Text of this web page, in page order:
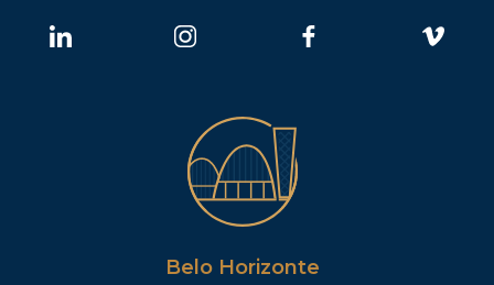
Belo Horizonte